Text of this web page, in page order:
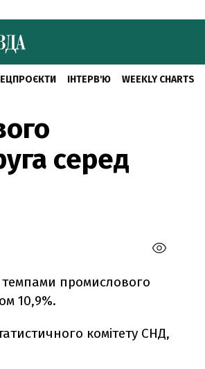
ІНТЕРВ'Ю WEEKLY CHARTS
серед
темпами промислового
10,9%.
комітету СНД,